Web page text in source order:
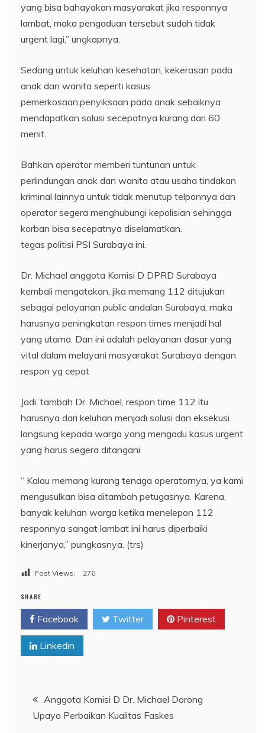
yang bisa bahayakan masyarakat jika responnya
lambat, maka pengaduan tersebut sudah tidak
urgent lagi,” ungkapnya.
Sedang untuk keluhan kesehatan, kekerasan pada
anak dan wanita seperti kasus
pemerkosaan,penyiksaan pada anak sebaiknya
mendapatkan solusi secepatnya kurang dari 60
menit.
Bahkan operator memberi tuntunan untuk
perlindungan anak dan wanita atau usaha tindakan
kriminal lainnya untuk tidak menutup telponnya dan
operator segera menghubungi kepolisian sehingga
korban bisa secepatnya diselamatkan.
tegas politisi PSI Surabaya ini.
Dr. Michael anggota Komisi D DPRD Surabaya
kembali mengatakan, jika memang 112 ditujukan
sebagai pelayanan public andalan Surabaya, maka
harusnya peningkatan respon times menjadi hal
yang utama. Dan ini adalah pelayanan dasar yang
vital dalam melayani masyarakat Surabaya dengan
respon yg cepat
Jadi, tambah Dr. Michael, respon time 112 itu
harusnya dari keluhan menjadi solusi dan eksekusi
langsung kepada warga yang mengadu kasus urgent
yang harus segera ditangani.
“ Kalau memang kurang tenaga operatornya, ya kami
mengusulkan bisa ditambah petugasnya. Karena,
banyak keluhan warga ketika menelepon 112
responnya sangat lambat ini harus diperbaiki
kinerjanya,” pungkasnya. (trs)
Post Views: 276
SHARE
Facebook Twitter Pinterest
Linkedin
Navigasi
pos
Anggota Komisi D Dr. Michael Dorong
Upaya Perbaikan Kualitas Faskes